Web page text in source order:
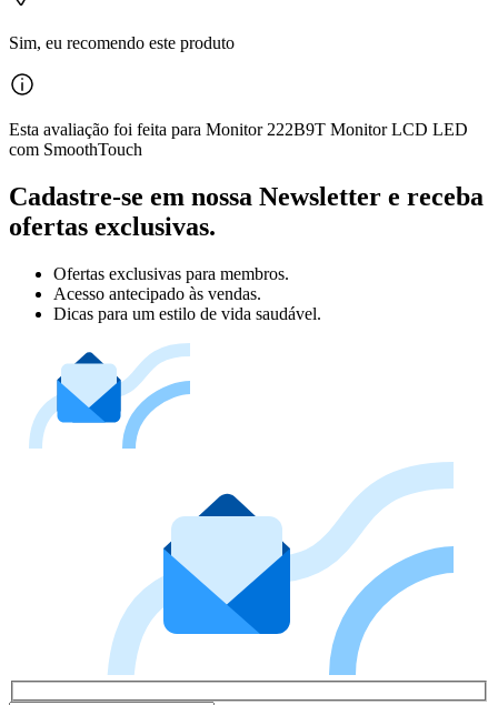
Sim, eu recomendo este produto
Esta avaliação foi feita para Monitor 222B9T Monitor LCD LED
com SmoothTouch
Cadastre-se em nossa Newsletter e receba
ofertas exclusivas.
Ofertas exclusivas para membros.
Acesso antecipado às vendas.
Dicas para um estilo de vida saudável.